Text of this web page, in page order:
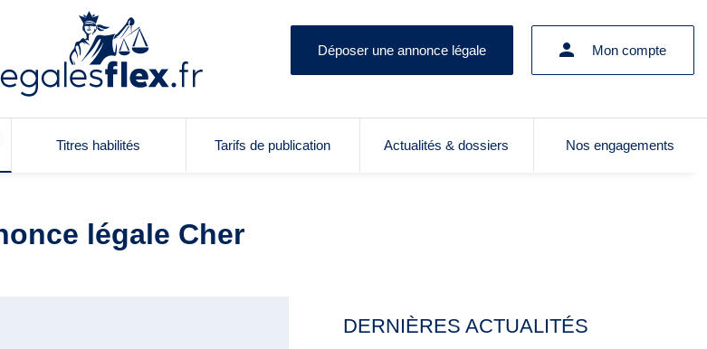
Déposer une annonce légale Mon compte
Titres habilités Tarifs de publication Actualités & dossiers Nos engagements
légale Cher
DERNIÈRES ACTUALITÉS